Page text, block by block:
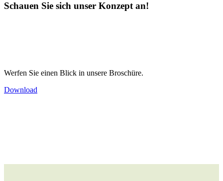
Schauen Sie sich unser Konzept an!
Werfen Sie einen Blick in unsere Broschüre.
Download